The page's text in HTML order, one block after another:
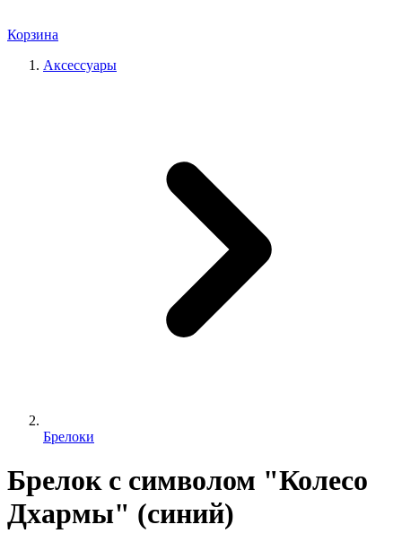
Корзина
Аксессуары
Брелоки
Брелок с символом "Колесо
Дхармы" (синий)